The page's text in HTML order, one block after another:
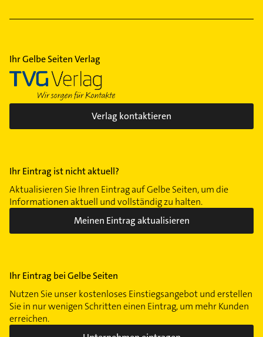
Ihr Gelbe Seiten Verlag
Verlag kontaktieren
Ihr Eintrag ist nicht aktuell?
Aktualisieren Sie Ihren Eintrag auf Gelbe Seiten, um die
Informationen aktuell und vollständig zu halten.
Meinen Eintrag aktualisieren
Ihr Eintrag bei Gelbe Seiten
Nutzen Sie unser kostenloses Einstiegsangebot und erstellen
Sie in nur wenigen Schritten einen Eintrag, um mehr Kunden
erreichen.